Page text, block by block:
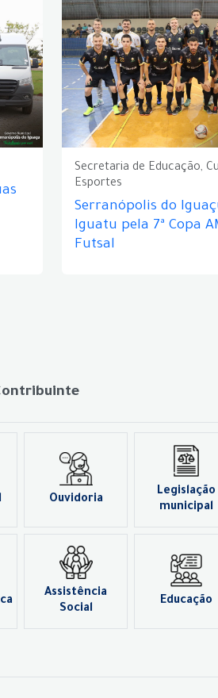
Secretaria de Educação,
Esportes
Serranópolis do
Iguatu pela 7ª Copa
Futsal
Ouvidoria
Legislação
municipal
Assistência
Social
Educação